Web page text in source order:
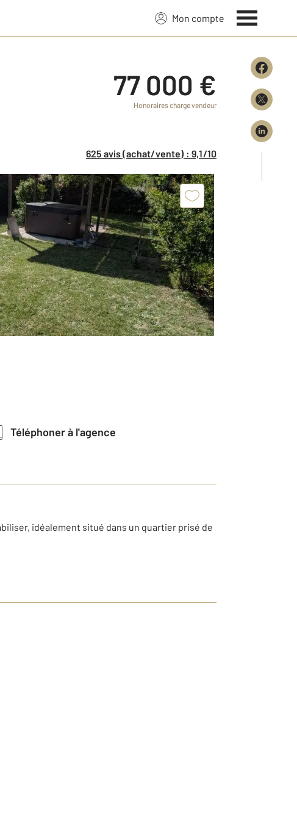
Mon compte
77 000 €
Honoraires charge vendeur
625 avis (achat/vente) : 9,1/10
Téléphoner à l'agence
idéalement situé dans un quartier prisé de